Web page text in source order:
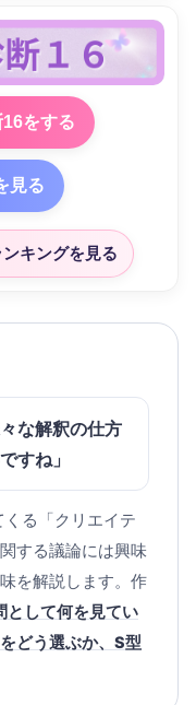
をする
見る
ンキングを見る
な解釈の仕方
すね」
る「クリエイテ
する議論には興味
を解説します。作
として何を見てい
どう選ぶか、S型